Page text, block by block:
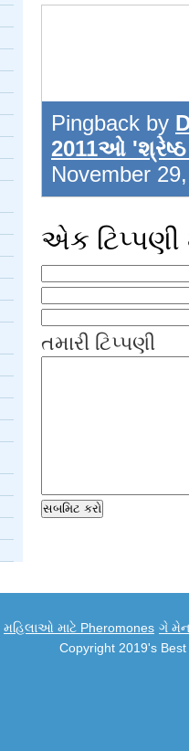
Pingback by
2011ઓ 'શ્રેષ્ઠ
November
એક ટિપ્પણી
તમારી ટિપ્પણી
મહિલાઓ માટે Pheromones ગે મેન
Copyright 2019's